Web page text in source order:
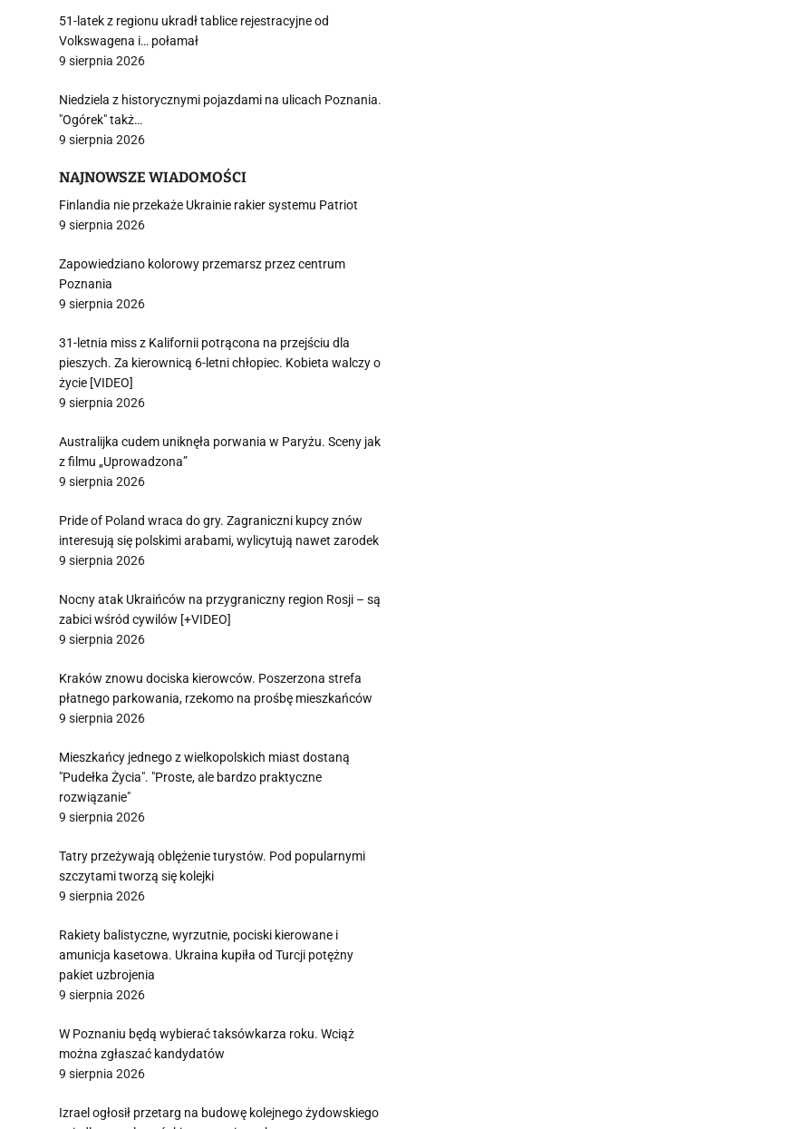
51-latek z regionu ukradł tablice rejestracyjne od
Volkswagena i… połamał
9 sierpnia 2026
Niedziela z historycznymi pojazdami na ulicach Poznania.
"Ogórek" takż…
9 sierpnia 2026
NAJNOWSZE WIADOMOŚCI
Finlandia nie przekaże Ukrainie rakier systemu Patriot
9 sierpnia 2026
Zapowiedziano kolorowy przemarsz przez centrum
Poznania
9 sierpnia 2026
31-letnia miss z Kalifornii potrącona na przejściu dla
pieszych. Za kierownicą 6-letni chłopiec. Kobieta walczy o
życie [VIDEO]
9 sierpnia 2026
Australijka cudem uniknęła porwania w Paryżu. Sceny jak
z filmu „Uprowadzona”
9 sierpnia 2026
Pride of Poland wraca do gry. Zagraniczni kupcy znów
interesują się polskimi arabami, wylicytują nawet zarodek
9 sierpnia 2026
Nocny atak Ukraińców na przygraniczny region Rosji – są
zabici wśród cywilów [+VIDEO]
9 sierpnia 2026
Kraków znowu dociska kierowców. Poszerzona strefa
płatnego parkowania, rzekomo na prośbę mieszkańców
9 sierpnia 2026
Mieszkańcy jednego z wielkopolskich miast dostaną
"Pudełka Życia". "Proste, ale bardzo praktyczne
rozwiązanie"
9 sierpnia 2026
Tatry przeżywają oblężenie turystów. Pod popularnymi
szczytami tworzą się kolejki
9 sierpnia 2026
Rakiety balistyczne, wyrzutnie, pociski kierowane i
amunicja kasetowa. Ukraina kupiła od Turcji potężny
pakiet uzbrojenia
9 sierpnia 2026
W Poznaniu będą wybierać taksówkarza roku. Wciąż
można zgłaszać kandydatów
9 sierpnia 2026
Izrael ogłosił przetarg na budowę kolejnego żydowskiego